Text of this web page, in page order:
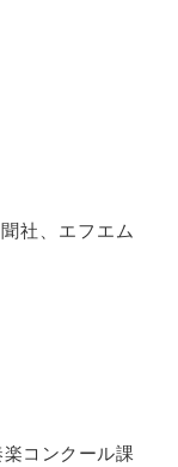
社、エフエム
コンクール課